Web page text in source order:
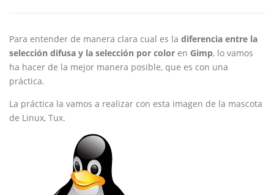
Para entender de manera clara cual es la diferencia entre la
selección difusa y la selección por color en Gimp, lo vamos
ha hacer de la mejor manera posible, que es con una
práctica.
La práctica la vamos a realizar con esta imagen de la mascota
de Linux, Tux.